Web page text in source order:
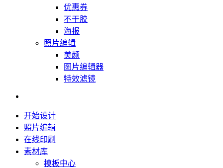
优惠券
不干胶
海报
照片编辑
美颜
图片编辑器
特效滤镜
开始设计
照片编辑
在线印刷
素材库
模板中心